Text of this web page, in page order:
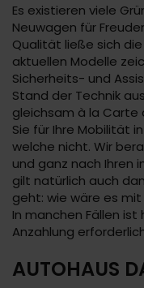
Es existieren viele
Neuwagen für
Qualität ließe sich
aktuellen Modelle
Sicherheits- und
Stand der Technik
gleichsam à la Carte
Sie für Ihre Mobilität
welche nicht. Wir
und ganz nach Ihren
gilt natürlich auch
geht: wie wäre es
In manchen Fällen
Anzahlung
AUTOHAUS